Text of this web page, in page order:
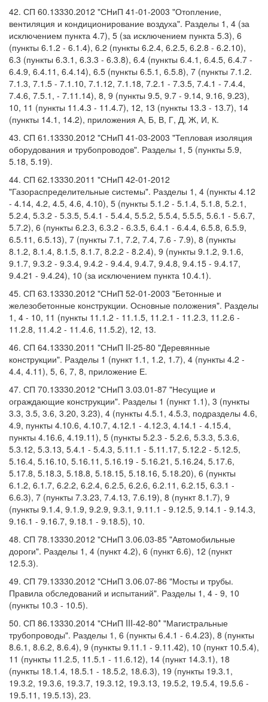
42. СП 60.13330.2012 "СНиП 41-01-2003 "Отопление,
вентиляция и кондиционирование воздуха". Разделы 1, 4 (за
исключением пункта 4.7), 5 (за исключением пункта 5.3), 6
(пункты 6.1.2 - 6.1.4), 6.2 (пункты 6.2.4, 6.2.5, 6.2.8 - 6.2.10),
6.3 (пункты 6.3.1, 6.3.3 - 6.3.8), 6.4 (пункты 6.4.1, 6.4.5, 6.4.7 -
6.4.9, 6.4.11, 6.4.14), 6.5 (пункты 6.5.1, 6.5.8), 7 (пункты 7.1.2.
7.1.3, 7.1.5 - 7.1.10, 7.1.12, 7.1.18, 7.2.1 - 7.3.5, 7.4.1 - 7.4.4,
7.4.6, 7.5.1, - 7.11.14), 8, 9 (пункты 9.5, 9.7 - 9.14, 9.16, 9.23),
10, 11 (пункты 11.4.3 - 11.4.7), 12, 13 (пункты 13.3 - 13.7), 14
(пункты 14.1, 14.2), приложения А, Б, В, Г, Д, Ж, И, К.
43. СП 61.13330.2012 "СНиП 41-03-2003 "Тепловая изоляция
оборудования и трубопроводов". Разделы 1, 5 (пункты 5.9,
5.18, 5.19).
44. СП 62.13330.2011 "СНиП 42-01-2012
"Газораспределительные системы". Разделы 1, 4 (пункты 4.12
- 4.14, 4.2, 4.5, 4.6, 4.10), 5 (пункты 5.1.2 - 5.1.4, 5.1.8, 5.2.1,
5.2.4, 5.3.2 - 5.3.5, 5.4.1 - 5.4.4, 5.5.2, 5.5.4, 5.5.5, 5.6.1 - 5.6.7,
5.7.2), 6 (пункты 6.2.3, 6.3.2 - 6.3.5, 6.4.1 - 6.4.4, 6.5.8, 6.5.9,
6.5.11, 6.5.13), 7 (пункты 7.1, 7.2, 7.4, 7.6 - 7.9), 8 (пункты
8.1.2, 8.1.4, 8.1.5, 8.1.7, 8.2.2 - 8.2.4), 9 (пункты 9.1.2, 9.1.6,
9.1.7, 9.3.2 - 9.3.4, 9.4.2 - 9.4.4, 9.4.7, 9.4.8, 9.4.15 - 9.4.17,
9.4.21 - 9.4.24), 10 (за исключением пункта 10.4.1).
45. СП 63.13330.2012 "СНиП 52-01-2003 "Бетонные и
железобетонные конструкции. Основные положения". Разделы
1, 4 - 10, 11 (пункты 11.1.2 - 11.1.5, 11.2.1 - 11.2.3, 11.2.6 -
11.2.8, 11.4.2 - 11.4.6, 11.5.2), 12, 13.
46. СП 64.13330.2011 "СНиП II-25-80 "Деревянные
конструкции". Разделы 1 (пункт 1.1, 1.2, 1.7), 4 (пункты 4.2 -
4.4, 4.11), 5, 6, 7, 8, приложение Е.
47. СП 70.13330.2012 "СНиП 3.03.01-87 "Несущие и
ограждающие конструкции". Разделы 1 (пункт 1.1), 3 (пункты
3.3, 3.5, 3.6, 3.20, 3.23), 4 (пункты 4.5.1, 4.5.3, подразделы 4.6,
4.9, пункты 4.10.6, 4.10.7, 4.12.1 - 4.12.3, 4.14.1 - 4.15.4,
пункты 4.16.6, 4.19.11), 5 (пункты 5.2.3 - 5.2.6, 5.3.3, 5.3.6,
5.3.12, 5.3.13, 5.4.1 - 5.4.3, 5.11.1 - 5.11.17, 5.12.2 - 5.12.5,
5.16.4, 5.16.10, 5.16.11, 5.16.19 - 5.16.21, 5.16.24, 5.17.6,
5.17.8, 5.18.3, 5.18.8, 5.18.15, 5.18.16, 5.18.20), 6 (пункты
6.1.2, 6.1.7, 6.2.2, 6.2.4, 6.2.5, 6.2.6, 6.2.11, 6.2.15, 6.3.1 -
6.6.3), 7 (пункты 7.3.23, 7.4.13, 7.6.19), 8 (пункт 8.1.7), 9
(пункты 9.1.4, 9.1.9, 9.2.9, 9.3.1, 9.11.1 - 9.12.5, 9.14.1 - 9.14.3,
9.16.1 - 9.16.7, 9.18.1 - 9.18.5), 10.
48. СП 78.13330.2012 "СНиП 3.06.03-85 "Автомобильные
дороги". Разделы 1, 4 (пункт 4.2), 6 (пункт 6.6), 12 (пункт
12.5.3).
49. СП 79.13330.2012 "СНиП 3.06.07-86 "Мосты и трубы.
Правила обследований и испытаний". Разделы 1, 4 - 9, 10
(пункты 10.3 - 10.5).
50. СП 86.13330.2014 "СНиП III-42-80* "Магистральные
трубопроводы". Разделы 1, 6 (пункты 6.4.1 - 6.4.23), 8 (пункты
8.6.1, 8.6.2, 8.6.4), 9 (пункты 9.11.1 - 9.11.42), 10 (пункт 10.5.4),
11 (пункты 11.2.5, 11.5.1 - 11.6.12), 14 (пункт 14.3.1), 18
(пункты 18.1.4, 18.5.1 - 18.5.2, 18.6.3), 19 (пункты 19.3.1,
19.3.2, 19.3.6, 19.3.7, 19.3.12, 19.3.13, 19.5.2, 19.5.4, 19.5.6 -
19.5.11, 19.5.13), 23.